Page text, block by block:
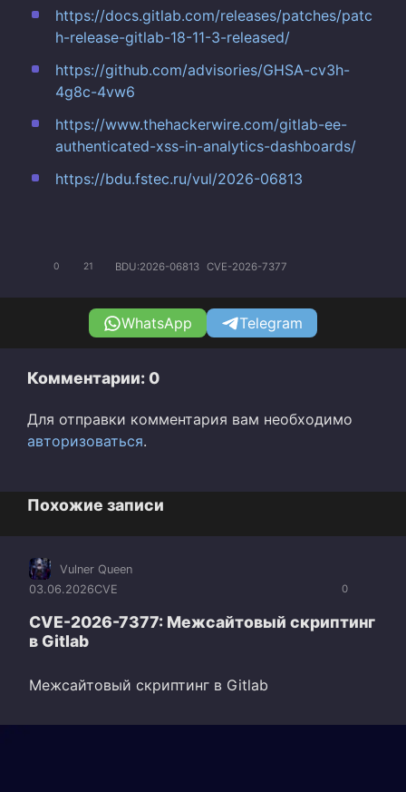
https://docs.gitlab.com/releases/patches/patc
h-release-gitlab-18-11-3-released/
https://github.com/advisories/GHSA-cv3h-
4g8c-4vw6
https://www.thehackerwire.com/gitlab-ee-
authenticated-xss-in-analytics-dashboards/
https://bdu.fstec.ru/vul/2026-06813
0 21 BDU:2026-06813 CVE-2026-7377
WhatsApp Telegram
Комментарии: 0
Для отправки комментария вам необходимо
авторизоваться.
Похожие записи
0
Vulner Queen
03.06.2026CVE
CVE-2026-7377: Межсайтовый скриптинг
в Gitlab
Межсайтовый скриптинг в Gitlab